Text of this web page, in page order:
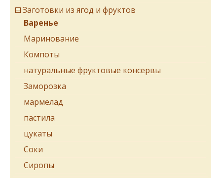
Заготовки из ягод и фруктов
Варенье
Маринование
Компоты
натуральные фруктовые консервы
Заморозка
мармелад
пастила
цукаты
Соки
Сиропы